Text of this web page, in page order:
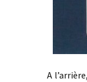
A l’arrière, le